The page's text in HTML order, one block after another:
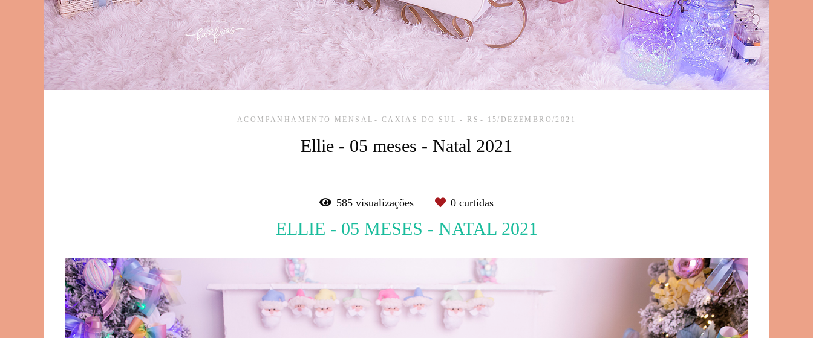
ACOMPANHAMENTO MENSAL CAXIAS DO SUL - RS 15/DEZEMBRO/2021
Ellie - 05 meses - Natal 2021
585 visualizações 0 curtidas
ELLIE - 05 MESES - NATAL 2021